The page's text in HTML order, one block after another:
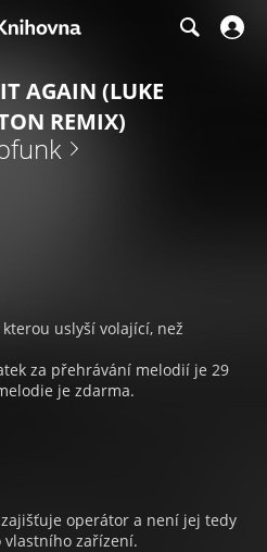
AGAIN (LUKE
REMIX)
uslyší volající, než
za přehrávání melodií je 29
je zdarma.
operátor a není jej tedy
zařízení.